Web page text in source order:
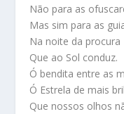
Não para as
Mas sim para as
Na noite da procura
Que ao Sol conduz.
Ó bendita entre as
Ó Estrela de mais
Que nossos olhos